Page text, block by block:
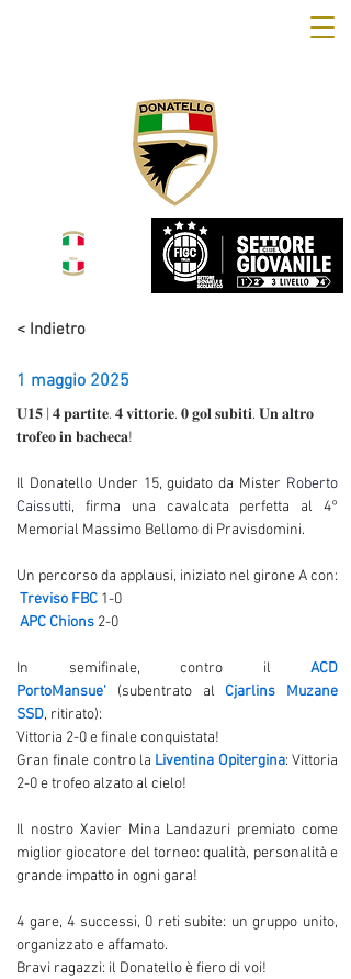
< Indietro
1 maggio 2025
𝐔𝟏𝟓 | 𝟒 𝐩𝐚𝐫𝐭𝐢𝐭𝐞. 𝟒 𝐯𝐢𝐭𝐭𝐨𝐫𝐢𝐞. 𝟎 𝐠𝐨𝐥 𝐬𝐮𝐛𝐢𝐭𝐢. 𝐔𝐧 𝐚𝐥𝐭𝐫𝐨
𝐭𝐫𝐨𝐟𝐞𝐨 𝐢𝐧 𝐛𝐚𝐜𝐡𝐞𝐜𝐚!
Il Donatello Under 15, guidato da Mister Roberto
Caissutti, firma una cavalcata perfetta al 4°
Memorial Massimo Bellomo di Pravisdomini.
Un percorso da applausi, iniziato nel girone A con:
Treviso FBC 1-0
APC Chions 2-0
In semifinale, contro il ACD
PortoMansue' (subentrato al Cjarlins Muzane
SSD, ritirato):
Vittoria 2-0 e finale conquistata!
Gran finale contro la Liventina Opitergina: Vittoria
2-0 e trofeo alzato al cielo!
Il nostro Xavier Mina Landazuri premiato come
miglior giocatore del torneo: qualità, personalità e
grande impatto in ogni gara!
4 gare, 4 successi, 0 reti subite: un gruppo unito,
organizzato e affamato.
Bravi ragazzi: il Donatello è fiero di voi!